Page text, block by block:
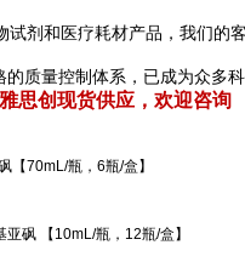
剂和医疗耗材产品，我们的
质量控制体系，已成为众多
思创现货供应，欢迎咨询
【70mL/瓶，6瓶/盒】
砜 【10mL/瓶，12瓶/盒】